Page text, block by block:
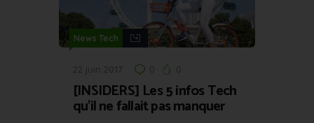
News Tech
22 juin 2017 0 0
[INSIDERS] Les 5 infos Tech
qu’il ne fallait pas manquer